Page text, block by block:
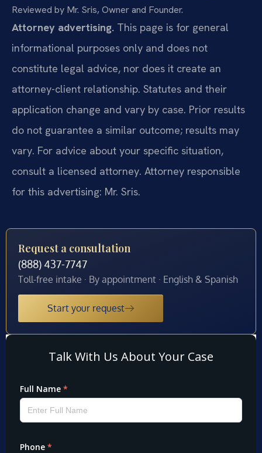
Reviewed by Mr. Sris, Owner and Founder.
Attorney advertising. This page is for general
informational purposes only and does not
constitute legal advice, nor does it create an
attorney-client relationship. Statutes and their
application change and vary by case. Prior results
do not guarantee a similar outcome; results may
vary. For advice about your specific situation,
consult a licensed attorney. Attorney responsible
for this advertising: Mr. Sris.
Request a consultation
(888) 437-7747
Toll-free intake · By appointment · English & Spanish
Start your request